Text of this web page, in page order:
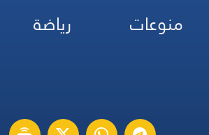
منوعات
رياضة